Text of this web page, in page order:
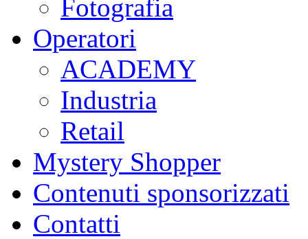
Fotografia
Operatori
ACADEMY
Industria
Retail
Mystery Shopper
Contenuti sponsorizzati
Contatti